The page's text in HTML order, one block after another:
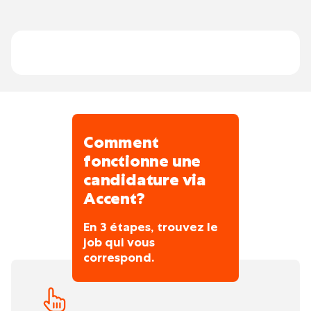
Comment
fonctionne une
candidature via
Accent?
En 3 étapes, trouvez le
job qui vous
correspond.